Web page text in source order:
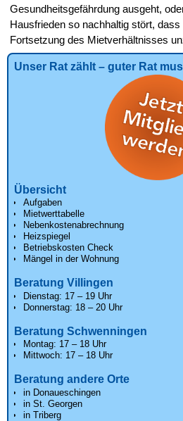
Gesundheitsgefährdung ausgeht,
Hausfrieden so nachhaltig stört,
Fortsetzung des Mietverhältnisses
Unser Rat zählt – guter Rat
Übersicht
Aufgaben
Mietwerttabelle
Nebenkostenabrechnung
Heizspiegel
Betriebskosten Check
Mängel in der Wohnung
Beratung Villingen
Dienstag: 17 – 19 Uhr
Donnerstag: 18 – 20 Uhr
Beratung Schwenningen
Montag: 17 – 18 Uhr
Mittwoch: 17 – 18 Uhr
Beratung andere Orte
in Donaueschingen
in St. Georgen
in Triberg